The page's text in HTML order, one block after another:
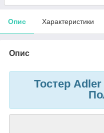
Опис Характеристики
Опис
Тостер Adler